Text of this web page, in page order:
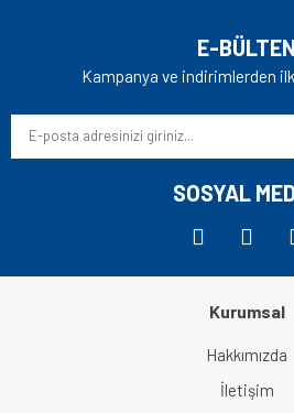
Ürün resmi kalitesiz, bozuk veya
Ürün açıklamasında eksik
Ürün fiyatı diğer sitelerden daha
E-BÜLTEN
Kampanya ve indirimlerden
SOSYAL
Kurumsal
Hakkımızda
İletişim